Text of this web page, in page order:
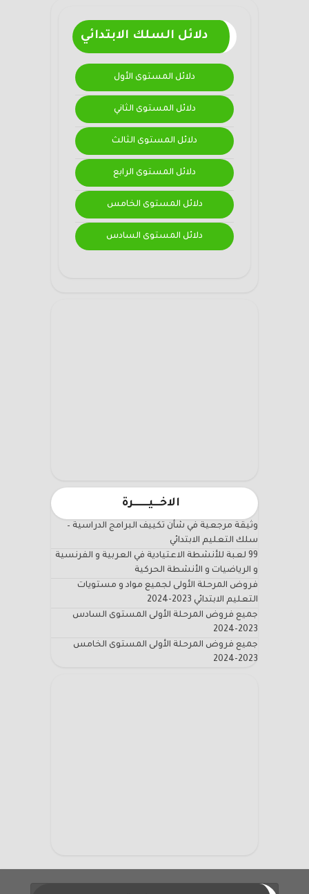
دلائل السلك الابتدائي
دلائل المستوى الأول
دلائل المستوى الثاني
دلائل المستوى الثالث
دلائل المستوى الرابع
دلائل المستوى الخامس
دلائل المستوى السادس
الاخـــيـــــــرة
وثيقة مرجعية في شأن تكييف البرامج الدراسية –
سلك التعليم الابتدائي
99 لعبة للأنشطة الاعتيادية في العربية و الفرنسية
و الرياضيات و الأنشطة الحركية
فروض المرحلة الأولى لجميع مواد و مستويات
التعليم الابتدائي 2023-2024
جميع فروض المرحلة الأولى المستوى السادس
2023-2024
جميع فروض المرحلة الأولى المستوى الخامس
2023-2024